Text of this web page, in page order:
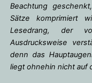
Beachtung
Sätze komprimiert
Lesedrang, der
Ausdrucksweise
denn das
liegt ohnehin nicht auf